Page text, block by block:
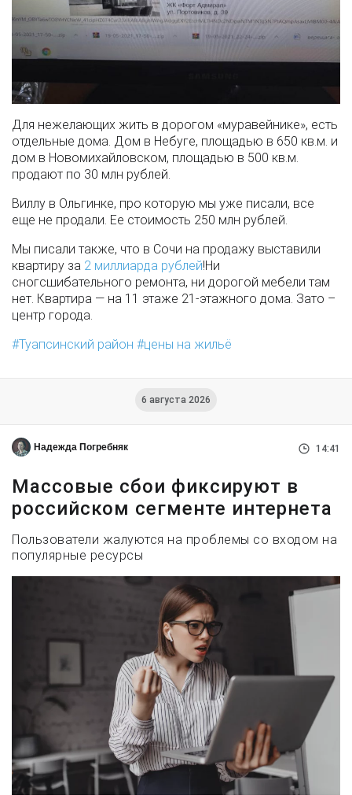
Для нежелающих жить в дорогом «муравейнике», есть
отдельные дома. Дом в Небуге, площадью в 650 кв.м. и
дом в Новомихайловском, площадью в 500 кв.м.
продают по 30 млн рублей.
Виллу в Ольгинке, про которую мы уже писали, все
еще не продали. Ее стоимость 250 млн рублей.
Мы писали также, что в Сочи на продажу выставили
квартиру за 2 миллиарда рублей!Ни
сногсшибательного ремонта, ни дорогой мебели там
нет. Квартира — на 11 этаже 21-этажного дома. Зато –
центр города.
Туапсинский район
цены на жильё
6 августа 2026
Надежда Погребняк 14:41
Массовые сбои фиксируют в
российском сегменте интернета
Пользователи жалуются на проблемы со входом на
популярные ресурсы